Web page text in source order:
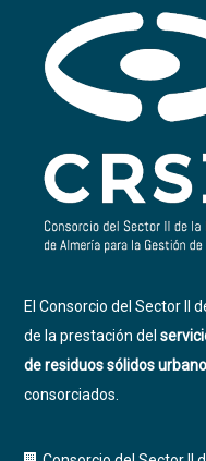
El Consorcio del Sector II
de la prestación del
de residuos sólidos
consorciados.